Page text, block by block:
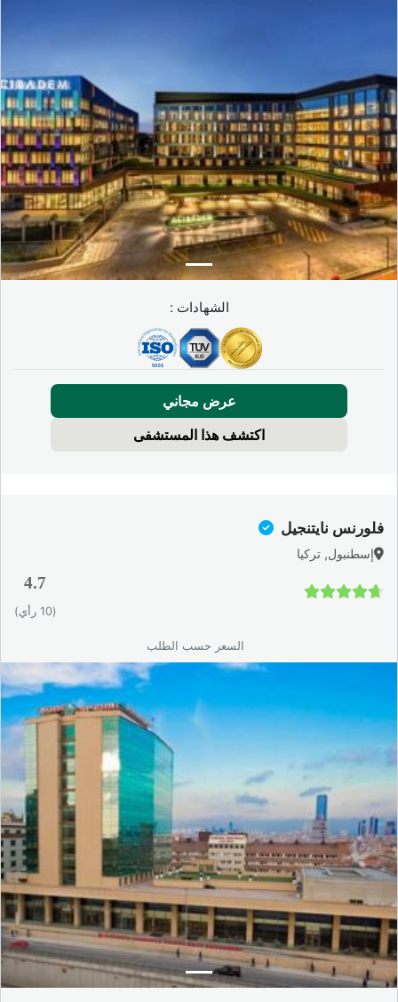
النتائج المتوقعة والعودة إلى الحياة
اليومية
رعاية منسقة بشكل جيد في العيادات الشريكة بتركيا تُحدث فرقاً
واضحاً في الحياة اليومية. تصلب الجلد يبقى مرضاً مزمناً، لكن
التحسن ممكن.
الفوائد التي يلاحظها المرضى عادة تشمل:
تراجع في تيبس الجلد والآلام.
تحسن في التنفس والهضم.
كل تقدم، حتى البسيط، مهم. المتابعة الدورية، سواء عن بُعد أو
بالحضور المباشر، ضرورية لتعديل العلاج ومحافظة على جودة
الشهادات :
عرض مجاني
اكتشف هذا المستشفى
فلورنس نايتنجيل
إسطنبول, تركيا
4.7
(10 رأي)
السعر حسب الطلب